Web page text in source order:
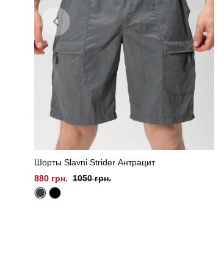
Шорты Slavni Strider Антрацит
880 грн. 1050 грн.